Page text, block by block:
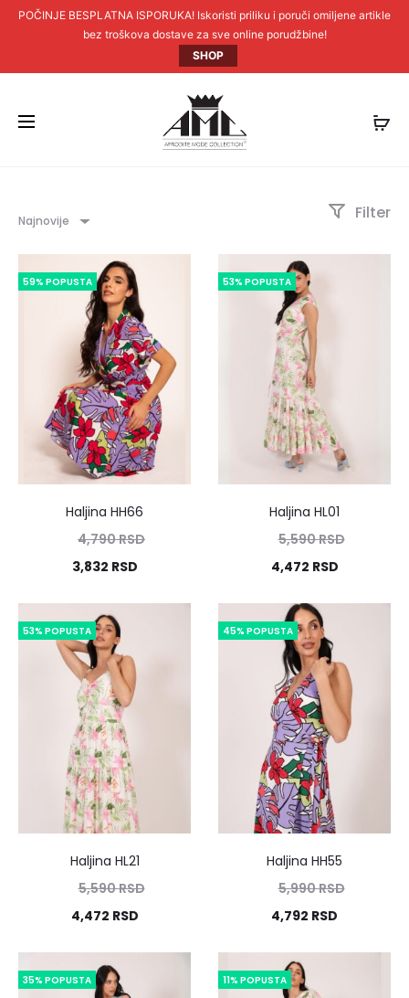
POČINJE BESPLATNA ISPORUKA! Iskoristi priliku i poruči omiljene artikle
bez troškova dostave za sve online porudžbine!
SHOP
Najnovije Filter
59% POPUSTA
Haljina HH66
4,790RSD
3,832 RSD
53% POPUSTA
Haljina HL01
5,590RSD
4,472 RSD
53% POPUSTA
Haljina HL21
5,590RSD
4,472 RSD
45% POPUSTA
Haljina HH55
5,990RSD
4,792 RSD
35% POPUSTA 11% POPUSTA